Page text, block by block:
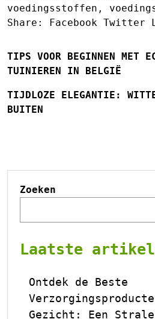
voedingsstoffen ,
Share:
Facebook Twitter
TIPS VOOR BEGINNEN MET
TUINIEREN IN BELGIË
TIJDLOZE ELEGANTIE: WITTE
BUITEN
Zoeken
Laatste
Ontdek de Beste
Gezicht: Een